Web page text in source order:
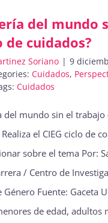
Súmate
Publicaciones
generación
del mundo
cuidados?
Soriano | 9
Cuidados,
Cuidados
del mundo sin el trabajo
el CIEG ciclo de
sobre el tema Por:
/ Centro de
Género Fuente: Gaceta
de edad, adultos